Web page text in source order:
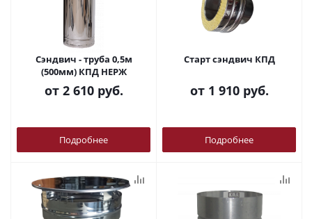
Сэндвич - труба 0,5м
(500мм) КПД НЕРЖ
от 2 610 руб.
Подробнее
Старт сэндвич КПД
от 1 910 руб.
Подробнее